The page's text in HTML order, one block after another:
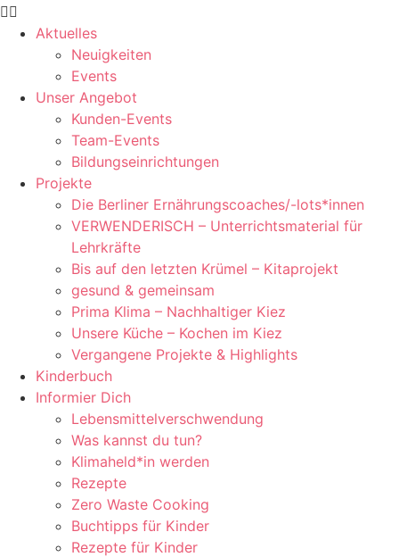
Aktuelles
Neuigkeiten
Events
Unser Angebot
Kunden-Events
Team-Events
Bildungseinrichtungen
Projekte
Die Berliner Ernährungscoaches/-lots*innen
VERWENDERISCH – Unterrichtsmaterial für
Lehrkräfte
Bis auf den letzten Krümel – Kitaprojekt
gesund & gemeinsam
Prima Klima – Nachhaltiger Kiez
Unsere Küche – Kochen im Kiez
Vergangene Projekte & Highlights
Kinderbuch
Informier Dich
Lebensmittelverschwendung
Was kannst du tun?
Klimaheld*in werden
Rezepte
Zero Waste Cooking
Buchtipps für Kinder
Rezepte für Kinder